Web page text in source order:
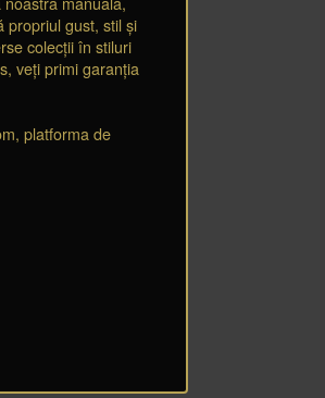
propriul gust, stil și
colecții în stiluri
veți primi garanția
platforma de